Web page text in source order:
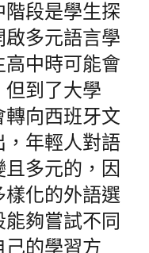
段是學生探
多元語言學
中時可能會
但到了大學
轉向西班牙文
年輕人對語
多元的，因
樣化的外語選
夠嘗試不同
己的學習方